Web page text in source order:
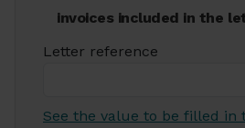
invoices included in the
Letter reference
See the value to be filled in